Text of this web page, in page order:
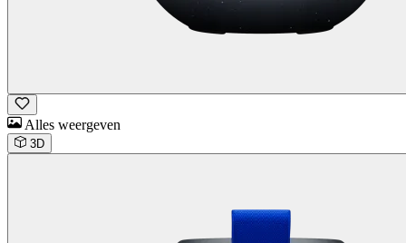
Alles weergeven
3D